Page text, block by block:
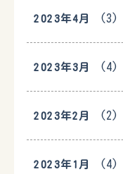
2023年4月 (3)
2023年3月 (4)
2023年2月 (2)
2023年1月 (4)